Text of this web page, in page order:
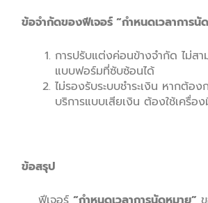
ข้อจำกัดของฟีเจอร์ “กำหนดเวลาการ
การปรับแต่งค่อนข้างจำกัด ไม่ส
แบบฟอร์มที่ซับซ้อนได้
ไม่รองรับระบบชำระเงิน หากต้อง
บริการแบบเสียเงิน ต้องใช้เครื่อ
ข้อสรุป